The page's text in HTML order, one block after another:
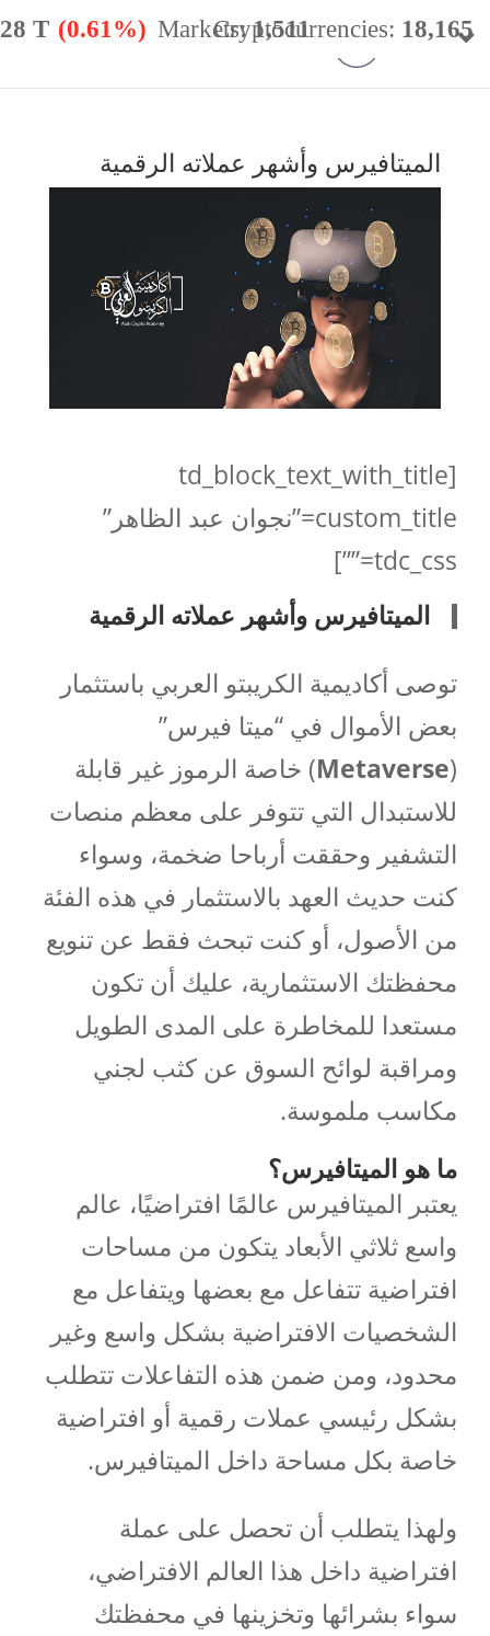
الميتافيرس وأشهر عملاته الرقمية
[td_block_text_with_title
custom_title=”نجوان عبد الظاهر”
tdc_css=””]
الميتافيرس وأشهر عملاته الرقمية
توصى أكاديمية الكريبتو العربي باستثمار
بعض الأموال في “ميتا فيرس”
(
Metaverse) خاصة الرموز غير قابلة
للاستبدال التي تتوفر على معظم منصات
التشفير وحققت أرباحا ضخمة، وسواء
كنت حديث العهد بالاستثمار في هذه الفئة
من الأصول، أو كنت تبحث فقط عن تنويع
محفظتك الاستثمارية، عليك أن تكون
مستعدا للمخاطرة على المدى الطويل
ومراقبة لوائح السوق عن كثب لجني
مكاسب ملموسة.
ما هو الميتافيرس؟
يعتبر الميتافيرس عالمًا افتراضيًا، عالم
واسع ثلاثي الأبعاد يتكون من مساحات
افتراضية تتفاعل مع بعضها ويتفاعل مع
الشخصيات الافتراضية بشكل واسع وغير
محدود، ومن ضمن هذه التفاعلات تتطلب
بشكل رئيسي عملات رقمية أو افتراضية
خاصة بكل مساحة داخل الميتافيرس.
ولهذا يتطلب أن تحصل على عملة
افتراضية داخل هذا العالم الافتراضي،
سواء بشرائها وتخزينها في محفظتك
Cryptocurrencies: 18,165
Markets:1,511
T (0.61%)
24h Vol:$ 49.98 B
56.59%